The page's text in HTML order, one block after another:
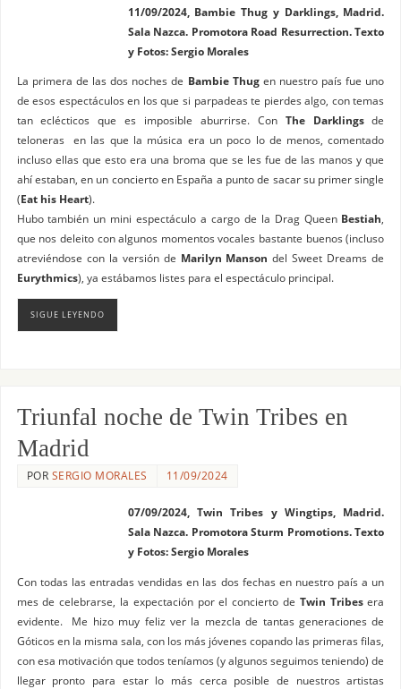
11/09/2024, Bambie Thug y Darklings, Madrid.
Sala Nazca. Promotora Road Resurrection. Texto
y Fotos: Sergio Morales
La primera de las dos noches de Bambie Thugen nuestro país fue uno
de esos espectáculos en los que si parpadeas te pierdes algo, con temas
tan eclécticos que es imposible aburrirse. Con The Darklingsde
teloneras en las que la música era un poco lo de menos, comentado
incluso ellas que esto era una broma que se les fue de las manos y que
ahí estaban, en un concierto en España a punto de sacar su primer single
(Eat his Heart).
Hubo también un mini espectáculo a cargo de la Drag Queen Bestiah,
que nos deleito con algunos momentos vocales bastante buenos (incluso
atreviéndose con la versión de Marilyn Manson del Sweet Dreams de
Eurythmics), ya estábamos listes para el espectáculo principal.
SIGUE LEYENDO
Triunfal noche de Twin Tribes en
Madrid
POR SERGIO MORALES 11/09/2024
07/09/2024, Twin Tribes y Wingtips, Madrid.
Sala Nazca. Promotora Sturm Promotions. Texto
y Fotos: Sergio Morales
Con todas las entradas vendidas en las dos fechas en nuestro país a un
mes de celebrarse, la expectación por el concierto de Twin Tribesera
evidente. Me hizo muy feliz ver la mezcla de tantas generaciones de
Góticos en la misma sala, con los más jóvenes copando las primeras filas,
con esa motivación que todos teníamos (y algunos seguimos teniendo) de
llegar pronto para estar lo más cerca posible de nuestros artistas